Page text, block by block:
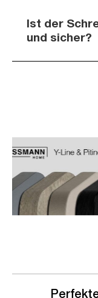
Ist der
und sicher?